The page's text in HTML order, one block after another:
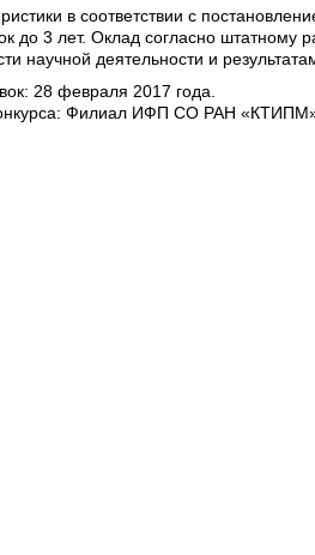
в соответствии с
до 3 лет. Оклад согласно
научной деятельности и
28 февраля 2017 года.
Филиал ИФП СО РАН